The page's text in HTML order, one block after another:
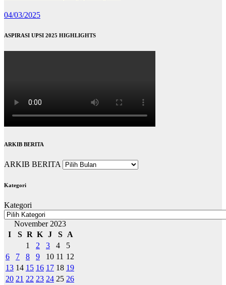
04/03/2025
ASPIRASI UPSI 2025 HIGHLIGHTS
ARKIB BERITA
ARKIB BERITA
Kategori
Kategori
November 2023
I
S R K J S
A
1
2 3 4
5
6
7 8 9 10 11 12
13 14 15 16 17 18 19
20 21 22 23 24 25 26